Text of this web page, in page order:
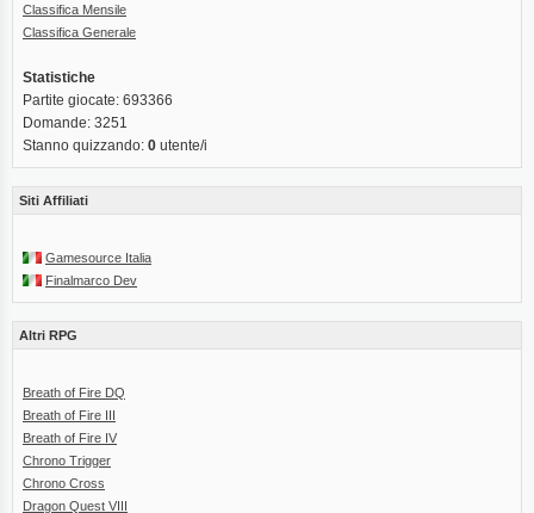
Classifica Mensile
Classifica Generale
Statistiche
Partite giocate: 693366
Domande: 3251
Stanno quizzando: 0 utente/i
Siti Affiliati
Gamesource Italia
Finalmarco Dev
Altri RPG
Breath of Fire DQ
Breath of Fire III
Breath of Fire IV
Chrono Trigger
Chrono Cross
Dragon Quest VIII